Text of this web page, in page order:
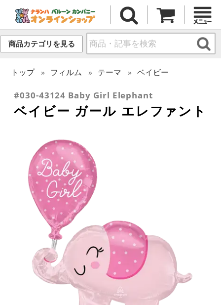
商品カテゴリを見る
トップ フィルム テーマ ベイビー
#030-43124 Baby Girl Elephant
ベイビー ガール エレファント